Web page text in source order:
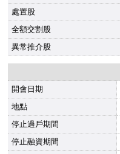
處置股
全額交割股
異常推介股
開會日期
地點
停止過戶期間
停止融資期間